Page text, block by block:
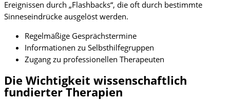
Ereignissen durch „Flashbacks“, die oft durch bestimmte
Sinneseindrücke ausgelöst werden.
Regelmäßige Gesprächstermine
Informationen zu Selbsthilfegruppen
Zugang zu professionellen Therapeuten
Die Wichtigkeit wissenschaftlich
fundierter Therapien